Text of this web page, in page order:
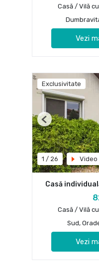
Casă / Vilă
Vezi
Exclusivitate
1 / 26 Video
Previous
Casă
Casă / Vilă
Sud,
Vezi